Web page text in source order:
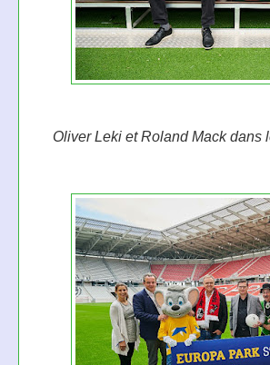
Oliver Leki et Roland Mack dans